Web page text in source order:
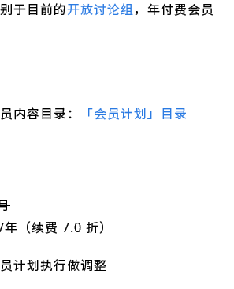
于目前的开放讨论组，年付费会员
内容目录： 「会员计划」目录
（续费 7.0 折）
计划执行做调整